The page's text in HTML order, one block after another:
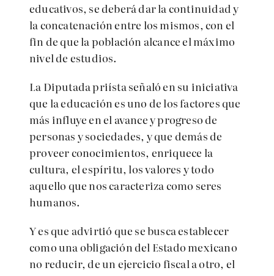
educativos, se deberá dar la continuidad y
la concatenación entre los mismos, con el
fin de que la población alcance el máximo
nivel de estudios.
La Diputada priísta señaló en su iniciativa
que la educación es uno de los factores que
más influye en el avance y progreso de
personas y sociedades, y que demás de
proveer conocimientos, enriquece la
cultura, el espíritu, los valores y todo
aquello que nos caracteriza como seres
humanos.
Y es que advirtió que se busca establecer
como una obligación del Estado mexicano
no reducir, de un ejercicio fiscal a otro, el